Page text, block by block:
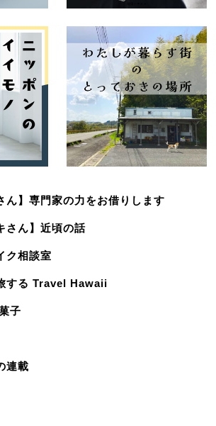
ん】専門家の力をお借りします
さん】近頃の話
ク相談室
する Travel Hawaii
子
連載